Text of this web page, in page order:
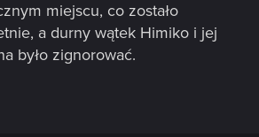
miejscu, co zostało
a durny wątek Himiko i jej
było zignorować.